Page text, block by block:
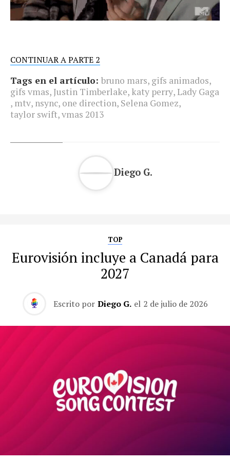
CONTINUAR A PARTE 2
Tags en el artículo: bruno mars, gifs animados,
gifs vmas,Justin Timberlake, katy perry,Lady Gaga
, mtv, nsync, one direction, Selena Gomez,
taylor swift,vmas 2013
Diego G.
TOP
Eurovisión incluye a Canadá para
2027
Escrito por Diego G. el 2 de julio de 2026